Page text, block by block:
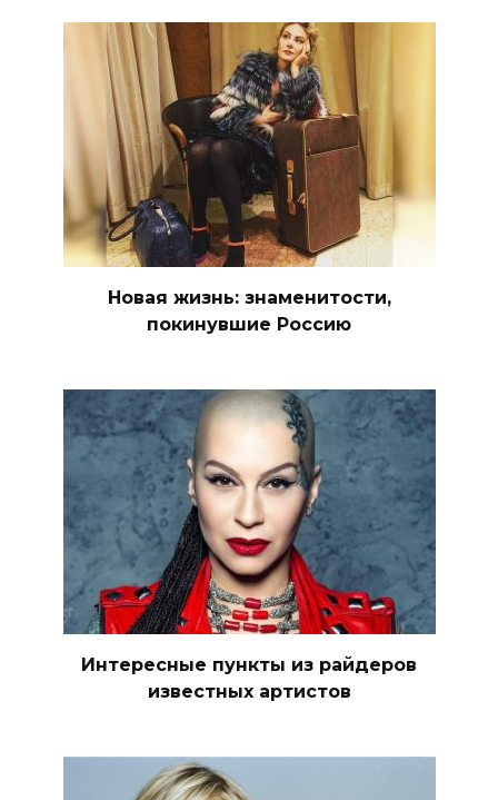
Новая жизнь: знаменитости,
покинувшие Россию
Интересные пункты из райдеров
известных артистов